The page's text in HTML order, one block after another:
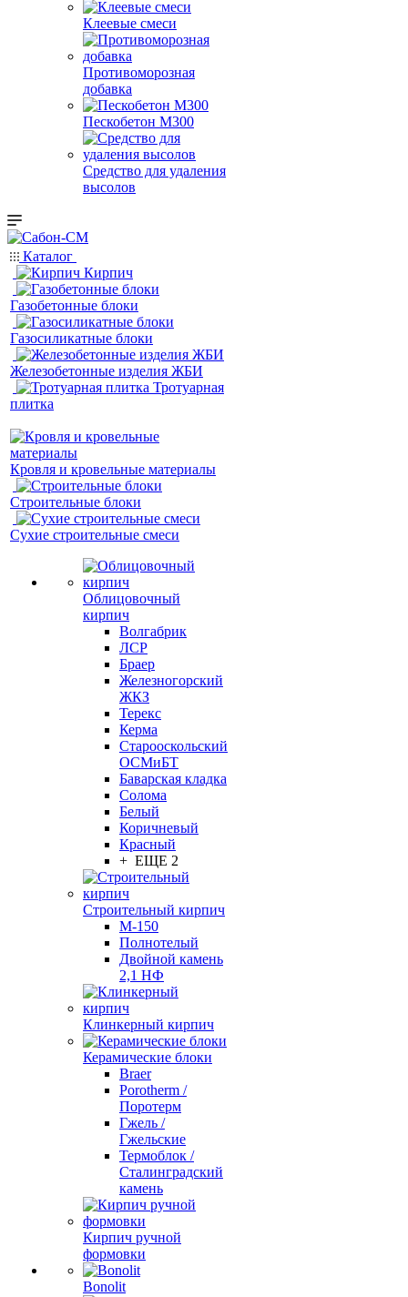
Клеевые смеси
Противоморозная
добавка
Пескобетон М300
Средство для удаления
высолов
Каталог
Кирпич
Газобетонные блоки
Газосиликатные блоки
Железобетонные изделия ЖБИ
Тротуарная
плитка
Кровля и кровельные материалы
Строительные блоки
Сухие строительные смеси
Облицовочный
кирпич
Волгабрик
ЛСР
Браер
Железногорский
ЖКЗ
Терекс
Керма
Старооскольский
ОСМиБТ
Баварская кладка
Солома
Белый
Коричневый
Красный
+ ЕЩЕ 2
Строительный кирпич
М-150
Полнотелый
Двойной камень
2,1 НФ
Клинкерный кирпич
Керамические блоки
Braer
Porotherm /
Поротерм
Гжель /
Гжельские
Термоблок /
Сталинградский
камень
Кирпич ручной
формовки
Bonolit